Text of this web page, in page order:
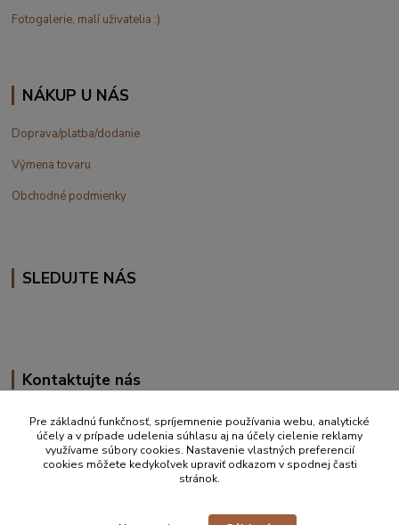
Fotogalerie, malí uživatelia :)
NÁKUP U NÁS
Doprava/platba/dodanie
Výmena tovaru
Obchodné podmienky
SLEDUJTE NÁS
Kontaktujte nás
+420 777 610 855
info@vakynaspanie.sk
Pre základnú funkčnosť, spríjemnenie používania webu, analytické
účely a v prípade udelenia súhlasu aj na účely cielenie reklamy
využívame súbory cookies. Nastavenie vlastných preferencií
cookies môžete kedykoľvek upraviť odkazom v spodnej časti
stránok.